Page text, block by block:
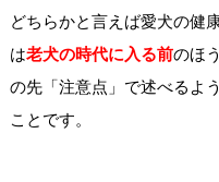
どちらかと言えば愛犬の健
は老犬の時代に入る前のほ
の先「注意点」で述べるよ
ことです。